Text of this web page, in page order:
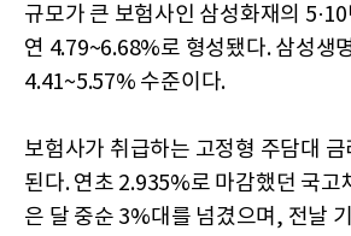
규모가 큰 보험사인 삼성화재의
연 4.79~6.68%로 형성됐다. 삼성생
4.41~5.57% 수준이다.
보험사가 취급하는 고정형 주담대
된다. 연초 2.935%로 마감했던 국고
은 달 중순 3%대를 넘겼으며, 전날